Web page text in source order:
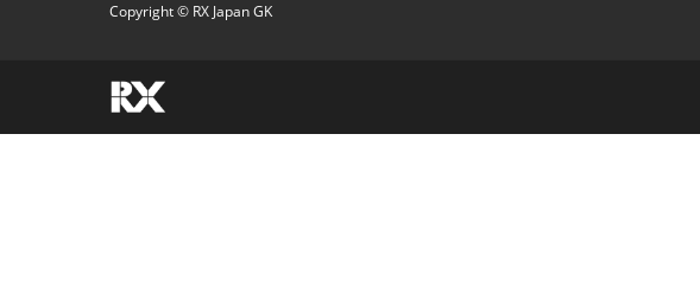
Copyright © RX Japan GK